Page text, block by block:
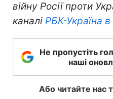
війну Росії проти
каналі РБК-Україна
Не пропустіть
наші
Або читайте нас